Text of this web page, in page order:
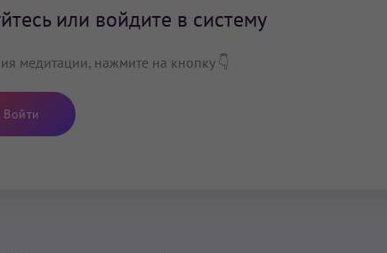
или войдите в систему
медитации, нажмите на кнопку 👇
Войти